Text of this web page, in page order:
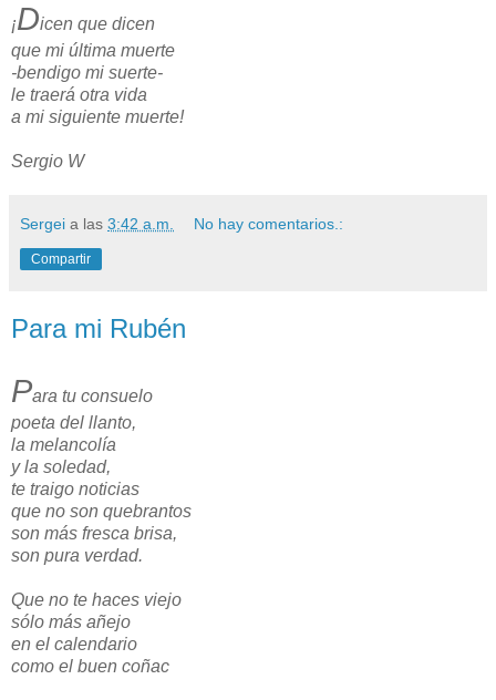
¡Dicen que dicen
que mi última muerte
-bendigo mi suerte-
le traerá otra vida
a mi siguiente muerte!
Sergio W
Sergei a las 3:42 a.m. No hay comentarios.:
Compartir
Para mi Rubén
Para tu consuelo
poeta del llanto,
la melancolía
y la soledad,
te traigo noticias
que no son quebrantos
son más fresca brisa,
son pura verdad.
Que no te haces viejo
sólo más añejo
en el calendario
como el buen coñac